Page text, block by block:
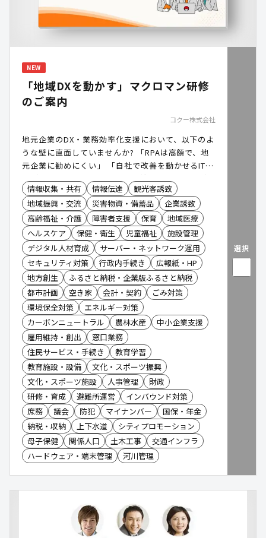
NEW
「地域DXを動かす」マクロマン研修
のご案内
コクー株式会社
地元企業のDX・業務効率化支援において、以下のよ
うな壁に直面していませんか? 「RPAは高額で、地
元企業に勧めにくい」 「自社で改善を動かせるIT人
材が不足している」 本日は、自治体様・銀行様がハ
ブとなり、地元企業のDXを後押しする「マクロマン
研修」のご案内です。
情報収集・共有 情報伝達
観光客誘致
地域振興・交流
災害物資・備蓄品
企業誘致
高齢福祉・介護
障害者支援 保育
地域医療
ヘルスケア
保健・衛生 児童福祉
施設管理
デジタル人材育成
サーバー・ネットワーク運用
セキュリティ対策
行政内手続き
広報紙・HP
地方創生
ふるさと納税・企業版ふるさと納税
都市計画
空き家 会計・契約
ごみ対策
環境保全対策
エネルギー対策
カーボンニュートラル
農林水産
中小企業支援
雇用維持・創出
窓口業務
住民サービス・手続き
教育学習
教育施設・設備
文化・スポーツ振興
文化・スポーツ施設
人事管理
財政
研修・育成
避難所運営
インバウンド対策
庶務
議会 防犯 マイナンバー
国保・年金
納税・収納
上下水道
シティプロモーション
母子保健
関係人口 土木工事
交通インフラ
ハードウェア・端末管理
河川管理
選択